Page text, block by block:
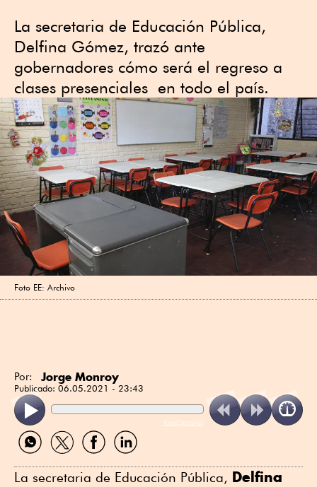
La secretaria de Educación Pública,
Delfina Gómez, trazó ante
gobernadores cómo será el regreso a
clases presenciales en todo el país.
Foto EE: Archivo
Por: Jorge Monroy
Publicado: 06.05.2021 - 23:43
ReadSpeaker
Compartir
por
Compartir
por
Compartir
por
Compartir
por
La secretaria de Educación Pública, Delfina